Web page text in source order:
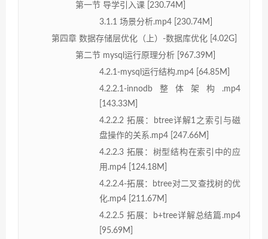
第一节 导学引入课 [230.74M]
3.1.1 场景分析.mp4 [230.74M]
第四章 数据存储层优化（上）-数据库优化 [4.02G]
第二节 mysql运行原理分析 [967.39M]
4.2.1-mysql运行结构.mp4 [64.85M]
4.2.2.1-innodb整体架构.mp4
[143.33M]
4.2.2.2 拓展：btree详解1之索引与磁
盘操作的关系.mp4 [247.66M]
4.2.2.3 拓展：树型结构在索引中的应
用.mp4 [124.18M]
4.2.2.4-拓展：btree对二叉查找树的优
化.mp4 [211.67M]
4.2.2.5 拓展：b+tree详解总结篇.mp4
[95.69M]